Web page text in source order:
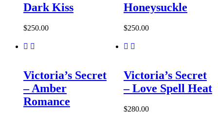
Dark Kiss
$250.00
Honeysuckle
$250.00
Victoria’s Secret
– Amber
Romance
Victoria’s Secret
– Love Spell Heat
$280.00